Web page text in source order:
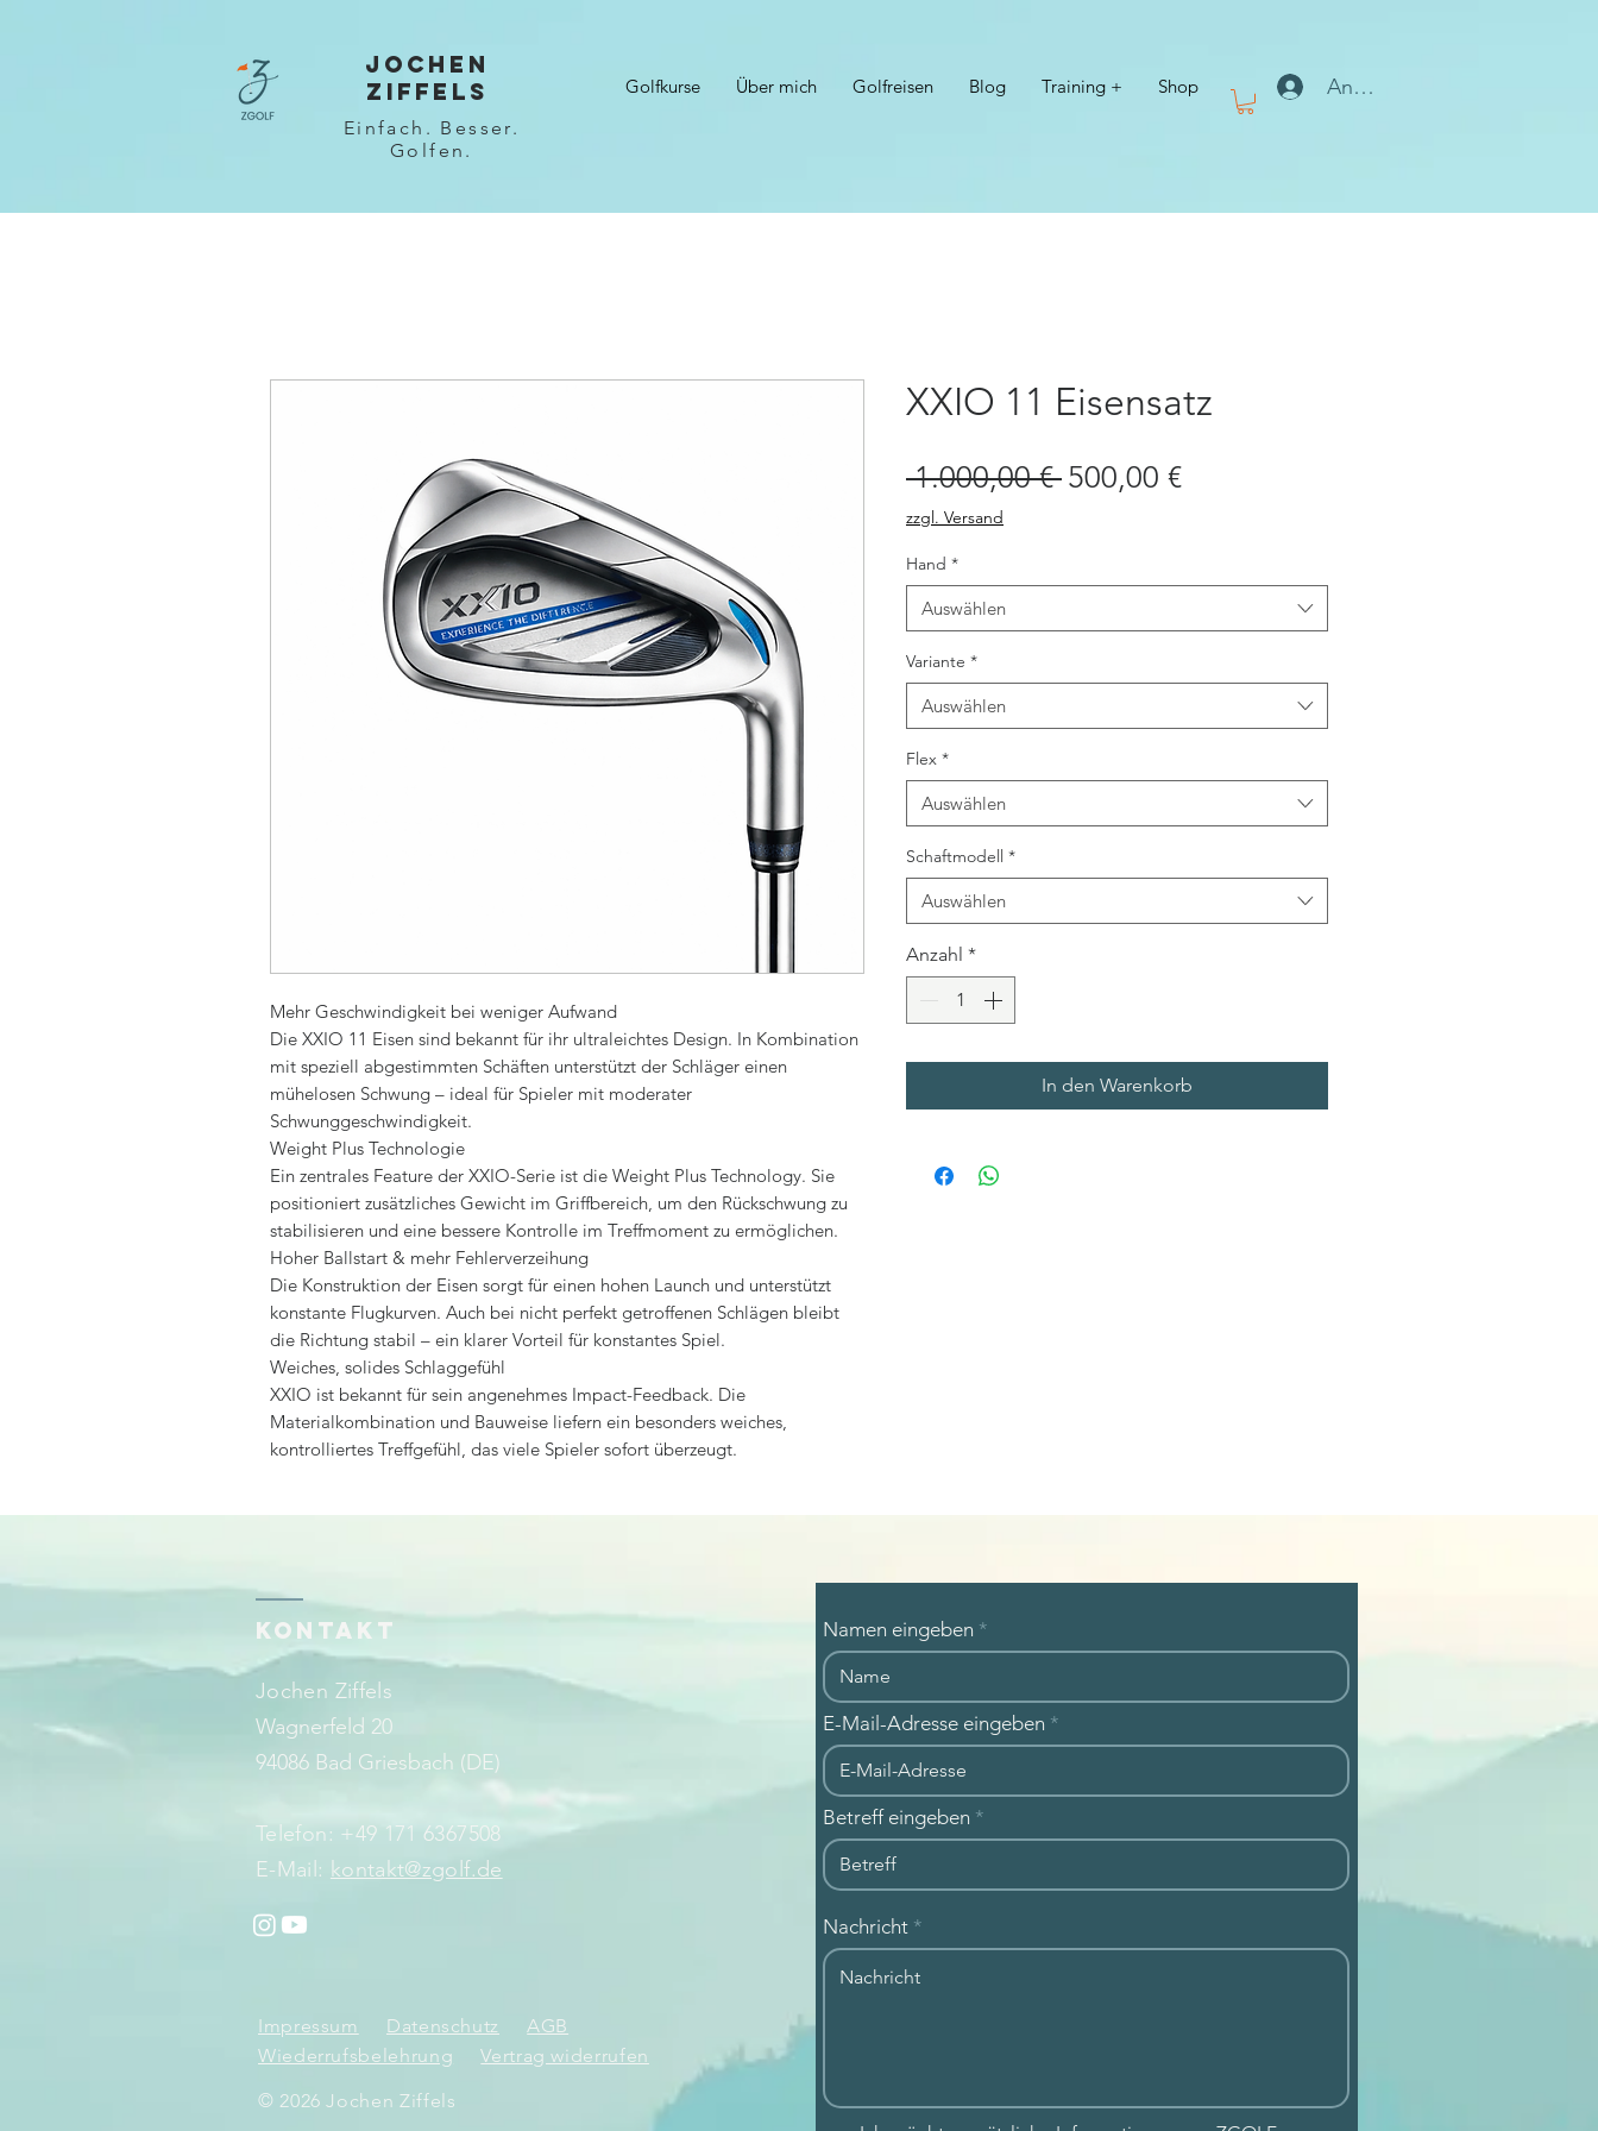
JOCHEN
ZIFFELS
Golfkurse Über mich Golfreisen Blog Training +
Shop
Einfach. Besser.
Golfen.
Anmelden
Mehr Geschwindigkeit bei weniger Aufwand
Die XXIO 11 Eisen sind bekannt für ihr ultraleichtes Design. In Kombination
mit speziell abgestimmten Schäften unterstützt der Schläger einen
mühelosen Schwung – ideal für Spieler mit moderater
Schwunggeschwindigkeit.
Weight Plus Technologie
Ein zentrales Feature der XXIO-Serie ist die Weight Plus Technology. Sie
positioniert zusätzliches Gewicht im Griffbereich, um den Rückschwung zu
stabilisieren und eine bessere Kontrolle im Treffmoment zu ermöglichen.
Hoher Ballstart & mehr Fehlerverzeihung
Die Konstruktion der Eisen sorgt für einen hohen Launch und unterstützt
konstante Flugkurven. Auch bei nicht perfekt getroffenen Schlägen bleibt
die Richtung stabil – ein klarer Vorteil für konstantes Spiel.
Weiches, solides Schlaggefühl
XXIO ist bekannt für sein angenehmes Impact-Feedback. Die
Materialkombination und Bauweise liefern ein besonders weiches,
kontrolliertes Treffgefühl, das viele Spieler sofort überzeugt.
XXIO 11 Eisensatz
1.000,00 € Standardpreis
500,00 €Sale-
zzgl. Versand
Hand *
Auswählen
Variante *
Auswählen
Flex *
Auswählen
Schaftmodell *
Auswählen
Anzahl *
In den Warenkorb
KONTAKT
Jochen Ziffels
Wagnerfeld 20
94086 Bad Griesbach (DE)
Telefon: +49 171 6367508
E-Mail: kontakt@zgolf.de
Impressum Datenschutz
AGB
Wiederrufsbelehrung
Vertrag widerrufen
© 2026 Jochen Ziffels
Namen eingeben
E-Mail-Adresse eingeben
Betreff eingeben
Nachricht